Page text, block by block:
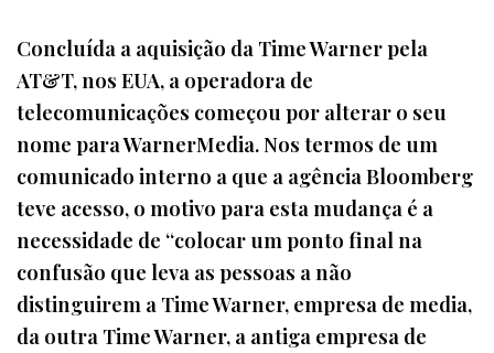
Concluída a aquisição da Time Warner pela
AT&T, nos EUA, a operadora de
telecomunicações começou por alterar o seu
nome para WarnerMedia. Nos termos de um
comunicado interno a que a agência Bloomberg
teve acesso, o motivo para esta mudança é a
necessidade de “colocar um ponto final na
confusão que leva as pessoas a não
distinguirem a Time Warner, empresa de media,
da outra Time Warner, a antiga empresa de